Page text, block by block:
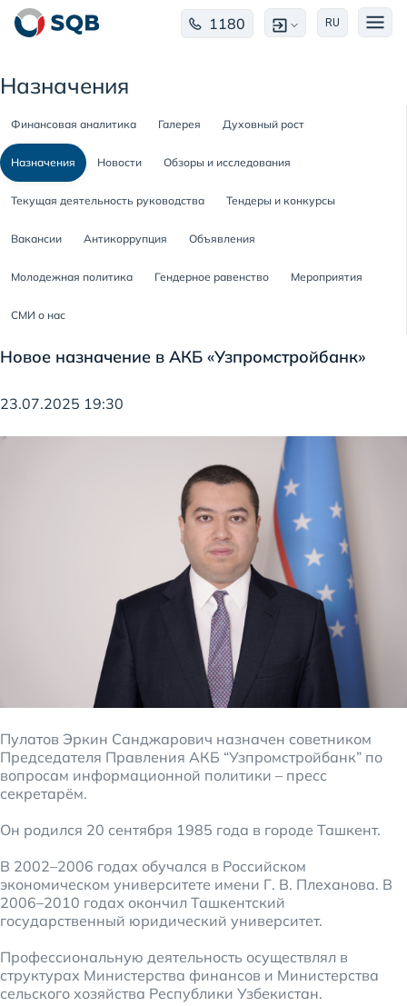
1180 RU
Назначения
Финансовая аналитика Галерея Духовный рост
Назначения Новости Обзоры и исследования
Текущая деятельность руководства Тендеры и конкурсы
Вакансии Антикоррупция Объявления
Молодежная политика Гендерное равенство Мероприятия
СМИ о нас
Новое назначение в АКБ «Узпромстройбанк»
23.07.2025 19:30
Пулатов Эркин Санджарович назначен советником
Председателя Правления АКБ “Узпромстройбанк” по
вопросам информационной политики – пресс
секретарём.
Он родился 20 сентября 1985 года в городе Ташкент.
В 2002–2006 годах обучался в Российском
экономическом университете имени Г. В. Плеханова. В
2006–2010 годах окончил Ташкентский
государственный юридический университет.
Профессиональную деятельность осуществлял в
структурах Министерства финансов и Министерства
сельского хозяйства Республики Узбекистан.